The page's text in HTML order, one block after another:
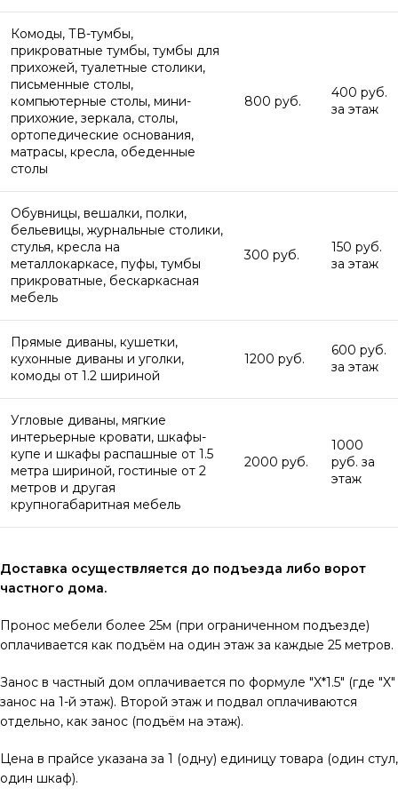
Комоды, ТВ-тумбы,
прикроватные тумбы, тумбы для
прихожей, туалетные столики,
письменные столы,
компьютерные столы, мини-
прихожие, зеркала, столы,
ортопедические основания,
матрасы, кресла, обеденные
столы
800 руб.
400 руб.
за этаж
Обувницы, вешалки, полки,
бельевицы, журнальные столики,
стулья, кресла на
металлокаркасе, пуфы, тумбы
прикроватные, бескаркасная
мебель
300 руб.
150 руб.
за этаж
Прямые диваны, кушетки,
кухонные диваны и уголки,
комоды от 1.2 шириной
1200 руб.
600 руб.
за этаж
Угловые диваны, мягкие
интерьерные кровати, шкафы-
купе и шкафы распашные от 1.5
метра шириной, гостиные от 2
метров и другая
крупногабаритная мебель
2000 руб.
1000
руб. за
этаж
Доставка осуществляется до подъезда либо ворот
частного дома.
Пронос мебели более 25м (при ограниченном подъезде)
оплачивается как подъём на один этаж за каждые 25 метров.
Занос в частный дом оплачивается по формуле "X*1.5" (где "X"
занос на 1-й этаж). Второй этаж и подвал оплачиваются
отдельно, как занос (подъём на этаж).
Цена в прайсе указана за 1 (одну) единицу товара (один стул,
один шкаф).